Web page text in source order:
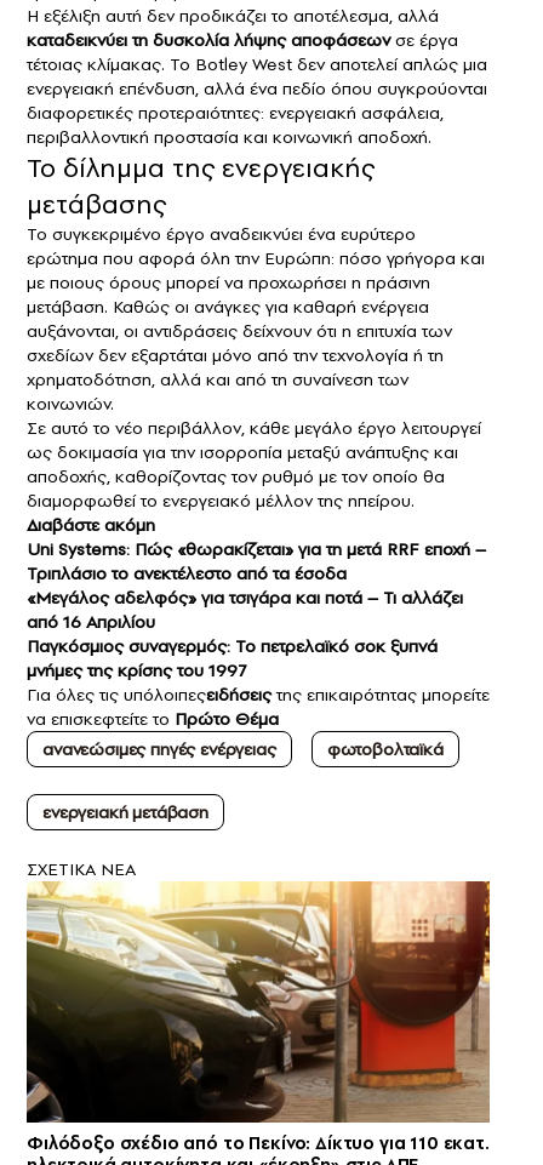
Η εξέλιξη αυτή δεν προδικάζει το αποτέλεσμα, αλλά
καταδεικνύει τη δυσκολία λήψης αποφάσεωνσε έργα
τέτοιας κλίμακας. Το Botley West δεν αποτελεί απλώς μια
ενεργειακή επένδυση, αλλά ένα πεδίο όπου συγκρούονται
διαφορετικές προτεραιότητες: ενεργειακή ασφάλεια,
περιβαλλοντική προστασία και κοινωνική αποδοχή.
Το δίλημμα της ενεργειακής
μετάβασης
Το συγκεκριμένο έργο αναδεικνύει ένα ευρύτερο
ερώτημα που αφορά όλη την Ευρώπη: πόσο γρήγορα και
με ποιους όρους μπορεί να προχωρήσει η πράσινη
μετάβαση. Καθώς οι ανάγκες για καθαρή ενέργεια
αυξάνονται, οι αντιδράσεις δείχνουν ότι η επιτυχία των
σχεδίων δεν εξαρτάται μόνο από την τεχνολογία ή τη
χρηματοδότηση, αλλά και από τη συναίνεση των
κοινωνιών.
Σε αυτό το νέο περιβάλλον, κάθε μεγάλο έργο λειτουργεί
ως δοκιμασία για την ισορροπία μεταξύ ανάπτυξης και
αποδοχής, καθορίζοντας τον ρυθμό με τον οποίο θα
διαμορφωθεί το ενεργειακό μέλλον της ηπείρου.
Διαβάστε ακόμη
Uni Systems: Πώς «θωρακίζεται» για τη μετά RRF εποχή –
Τριπλάσιο το ανεκτέλεστο από τα έσοδα
«Μεγάλος αδελφός» για τσιγάρα και ποτά – Τι αλλάζει
από 16 Απριλίου
Παγκόσμιος συναγερμός: Το πετρελαϊκό σοκ ξυπνά
μνήμες της κρίσης του 1997
Για όλες τις υπόλοιπεςειδήσειςτης επικαιρότητας μπορείτε
να επισκεφτείτε το Πρώτο Θέμα
ανανεώσιμες πηγές ενέργειας
φωτοβολταϊκά
ενεργειακή μετάβαση
ΣXETIKA NEA
Φιλόδοξο σχέδιο από το Πεκίνο: Δίκτυο για 110 εκατ.